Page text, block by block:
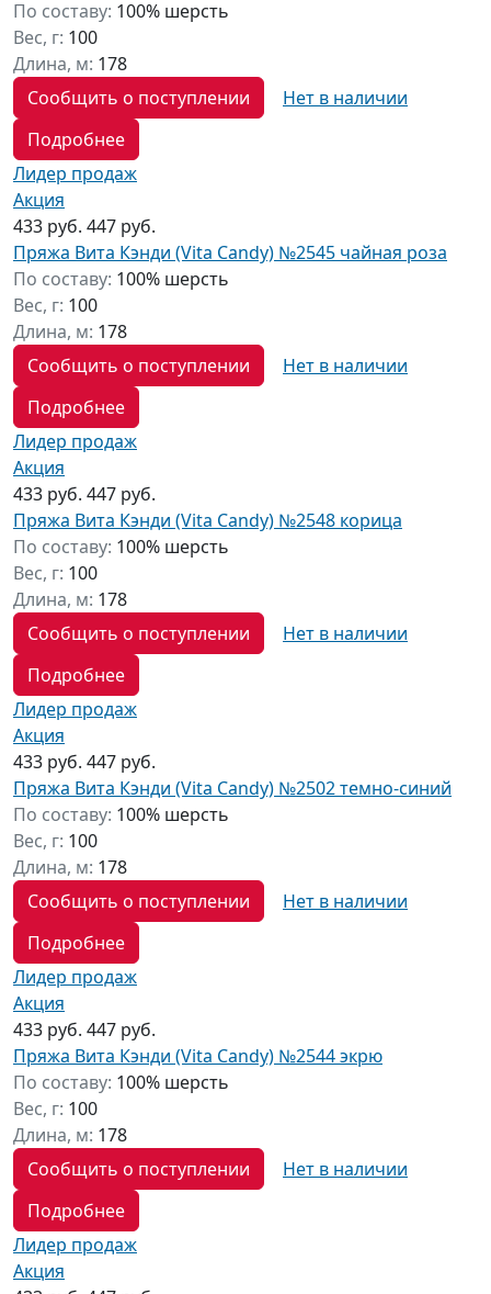
По составу: 100% шерсть
Вес, г: 100
Длина, м: 178
Сообщить о поступлении
Нет в наличии
Подробнее
Лидер продаж
Акция
433 руб. 447 руб.
Пряжа Вита Кэнди (Vita Candy) №2545 чайная роза
По составу: 100% шерсть
Вес, г: 100
Длина, м: 178
Сообщить о поступлении
Нет в наличии
Подробнее
Лидер продаж
Акция
433 руб. 447 руб.
Пряжа Вита Кэнди (Vita Candy) №2548 корица
По составу: 100% шерсть
Вес, г: 100
Длина, м: 178
Сообщить о поступлении
Нет в наличии
Подробнее
Лидер продаж
Акция
433 руб. 447 руб.
Пряжа Вита Кэнди (Vita Candy) №2502 темно-синий
По составу: 100% шерсть
Вес, г: 100
Длина, м: 178
Сообщить о поступлении
Нет в наличии
Подробнее
Лидер продаж
Акция
433 руб. 447 руб.
Пряжа Вита Кэнди (Vita Candy) №2544 экрю
По составу: 100% шерсть
Вес, г: 100
Длина, м: 178
Сообщить о поступлении
Нет в наличии
Подробнее
Лидер продаж
Акция